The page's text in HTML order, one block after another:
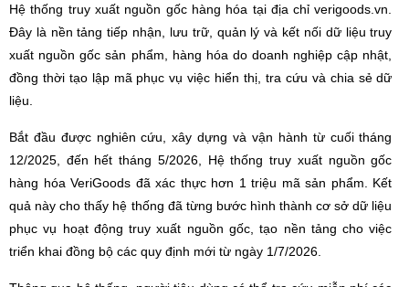
Hệ thống truy xuất nguồn gốc hàng hóa tại địa chỉ verigoods.vn.
Đây là nền tảng tiếp nhận, lưu trữ, quản lý và kết nối dữ liệu truy
xuất nguồn gốc sản phẩm, hàng hóa do doanh nghiệp cập nhật,
đồng thời tạo lập mã phục vụ việc hiển thị, tra cứu và chia sẻ dữ
liệu.
Bắt đầu được nghiên cứu, xây dựng và vận hành từ cuối tháng
12/2025, đến hết tháng 5/2026, Hệ thống truy xuất nguồn gốc
hàng hóa VeriGoods đã xác thực hơn 1 triệu mã sản phẩm. Kết
quả này cho thấy hệ thống đã từng bước hình thành cơ sở dữ liệu
phục vụ hoạt động truy xuất nguồn gốc, tạo nền tảng cho việc
triển khai đồng bộ các quy định mới từ ngày 1/7/2026.